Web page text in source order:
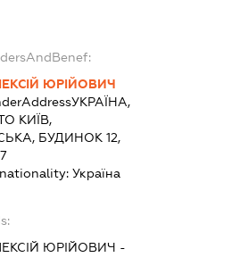
ЮРІЙОВИЧ
УКРАЇНА,
КИЇВ,
БУДИНОК 12,
Україна
ЮРІЙОВИЧ -